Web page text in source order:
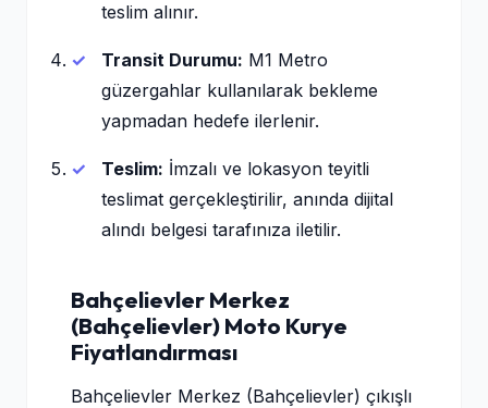
teslim alınır.
Transit Durumu: M1 Metro
güzergahlar kullanılarak bekleme
yapmadan hedefe ilerlenir.
Teslim: İmzalı ve lokasyon teyitli
teslimat gerçekleştirilir, anında dijital
alındı belgesi tarafınıza iletilir.
Bahçelievler Merkez
(Bahçelievler) Moto Kurye
Fiyatlandırması
Bahçelievler Merkez (Bahçelievler) çıkışlı